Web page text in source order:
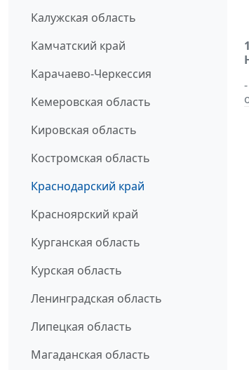
Калужская область
Камчатский край
Карачаево-Черкессия
Кемеровская область
Кировская область
Костромская область
Краснодарский край
Красноярский край
Курганская область
Курская область
Ленинградская область
Липецкая область
Магаданская область
-